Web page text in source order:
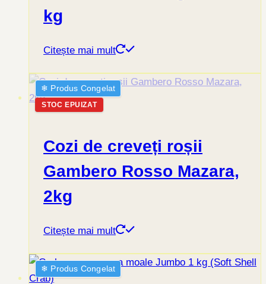
kg
Citește mai mult
❄︎ Produs Congelat
STOC EPUIZAT
Cozi de creveți roșii
Gambero Rosso Mazara,
2kg
Citește mai mult
❄︎ Produs Congelat